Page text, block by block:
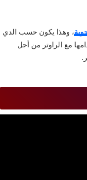
، وهذا يكون حسب الدي
مع الراوتر من أجل